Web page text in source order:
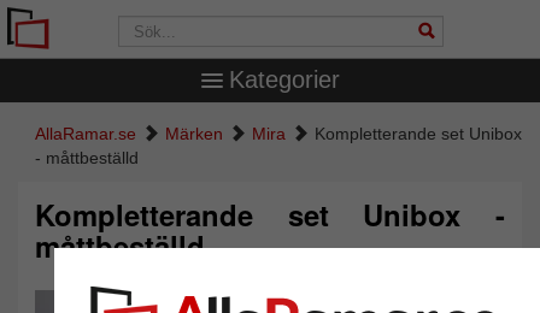
Kategorier
AllaRamar.se Märken Mira
Kompletterande set Unibox
- måttbeställd
Kompletterande set Unibox -
måttbeställd